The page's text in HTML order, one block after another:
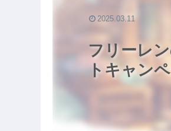
フリーレ
トキャン
2025.03.11